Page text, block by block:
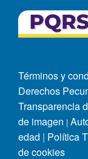
Términos y
Derechos
Transparencia
de imagen |
edad | Política
de cookies